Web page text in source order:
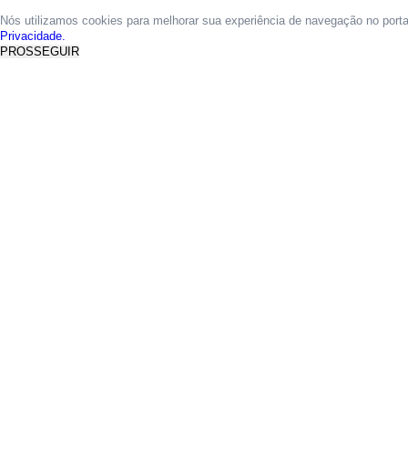
Nós utilizamos cookies para melhorar sua experiência de navegação no
Privacidade.
PROSSEGUIR